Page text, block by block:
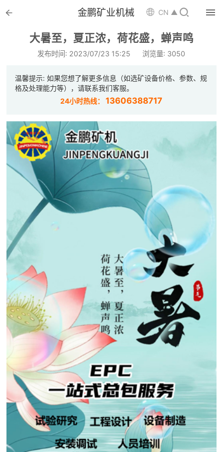
 金鹏矿业机械 CN ▲ 
大暑至，夏正浓，荷花盛，蝉声鸣
发布时间: 2023/07/23 15:25 浏览量: 3050
温馨提示: 如果您想了解更多信息（如选矿设备价格、参数、规
格及处理能力等），请联系我们客服。
24小时热线：13606388717
首页
 选矿设备
 配件耗材

 选矿总包
案例中心

 新闻中心
 矿山设计院
 选矿实验室
关于金鹏
发展历程
企业文化
专家团队
联系我们